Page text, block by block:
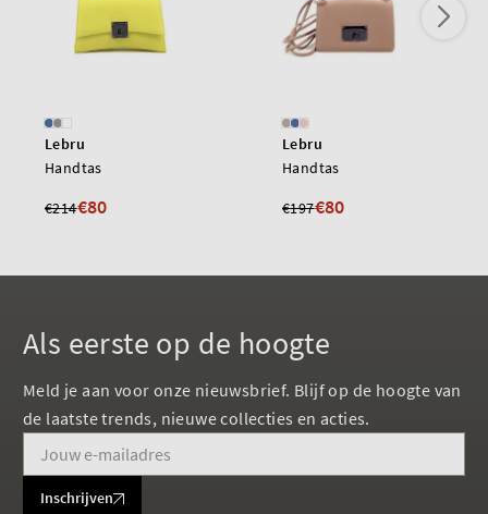
Lebru
Handtas
€214€80
Lebru
Handtas
€197€80
Als eerste op de hoogte
Meld je aan voor onze nieuwsbrief. Blijf op de hoogte van
de laatste trends, nieuwe collecties en acties.
Inschrijven